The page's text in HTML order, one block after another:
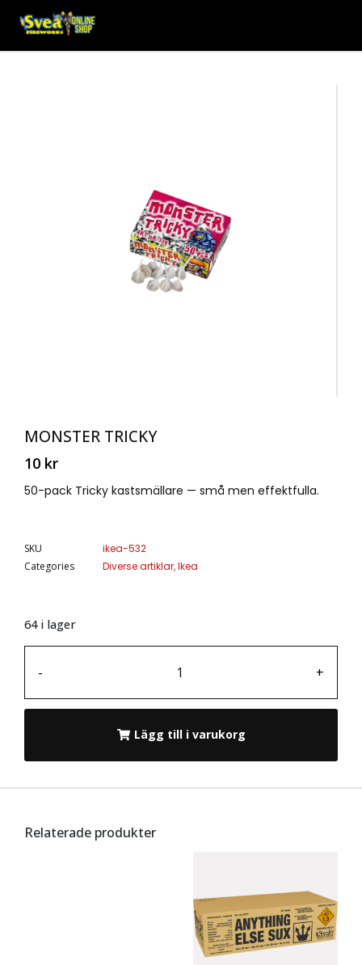
MONSTER TRICKY
10 kr
50-pack Tricky kastsmällare — små men effektfulla.
SKU
ikea-532
Categories
Diverse artiklar,Ikea
64 i lager
- +
Lägg till i varukorg
Relaterade produkter